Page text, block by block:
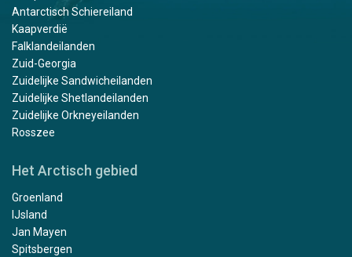
Antarctisch Schiereiland
Kaapverdië
Falklandeilanden
Zuid-Georgia
Zuidelijke Sandwicheilanden
Zuidelijke Shetlandeilanden
Zuidelijke Orkneyeilanden
Rosszee
Het Arctisch gebied
Groenland
IJsland
Jan Mayen
Spitsbergen